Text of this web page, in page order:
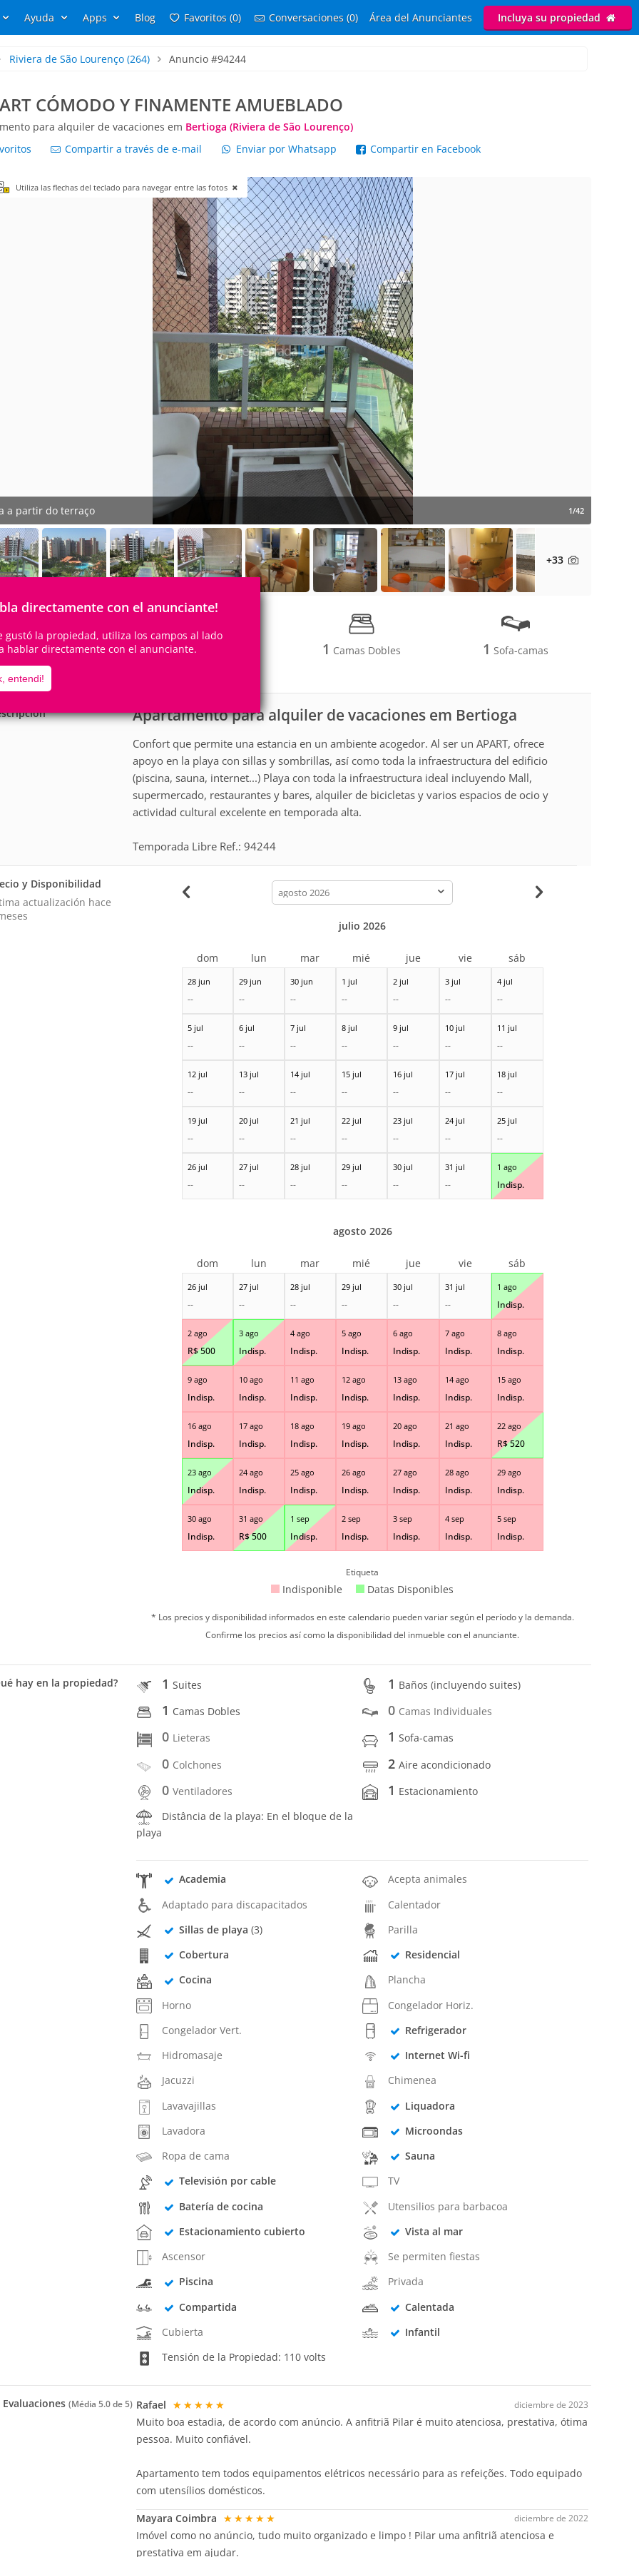
Ayuda Apps Blog Favoritos (0) Conversaciones (0) Área del Anunciantes Incluya su propiedad
Riviera de São Lourenço(264) Anuncio #94244
CÓMODO Y FINAMENTE AMUEBLADO
para alquiler de vacaciones em Bertioga (Riviera de São Lourenço)
Compartir a través de e-mail Enviar por Whatsapp Compartir en Facebook
directamente con el anunciante!
gustó la propiedad, utiliza los campos al lado
hablar directamente con el anunciante.
entendi!
Utiliza las flechas del teclado para navegar entre las fotos
a partir do terraço 1/42
+33
4Personas 1Cuartos 1 Camas Dobles 1 Sofa-camas
Apartamento para alquiler de vacaciones em Bertioga
Confort que permite una estancia en un ambiente acogedor. Al ser un APART, ofrece
apoyo en la playa con sillas y sombrillas, así como toda la infraestructura del edificio
(piscina, sauna, internet...) Playa con toda la infraestructura ideal incluyendo Mall,
supermercado, restaurantes y bares, alquiler de bicicletas y varios espacios de ocio y
actividad cultural excelente en temporada alta.
Temporada Libre Ref.: 94244
y Disponibilidad
actualización hace
calendar-
month
28 jun
--
29 jun
--
30 jun
--
1 jul
--
2 jul
--
3 jul
--
4 jul
--
5 jul
--
6 jul
--
7 jul
--
8 jul
--
9 jul
--
10 jul
--
11 jul
--
12 jul
--
13 jul
--
14 jul
--
15 jul
--
16 jul
--
17 jul
--
18 jul
--
19 jul
--
20 jul
--
21 jul
--
22 jul
--
23 jul
--
24 jul
--
25 jul
--
26 jul
--
27 jul
--
28 jul
--
29 jul
--
30 jul
--
31 jul
--
1 ago
Indisp.
julio 2026
dom lun mar mié jue vie sáb
26 jul
--
27 jul
--
28 jul
--
29 jul
--
30 jul
--
31 jul
--
1 ago
Indisp.
2 ago
R$500
3 ago
Indisp.
4 ago
Indisp.
5 ago
Indisp.
6 ago
Indisp.
7 ago
Indisp.
8 ago
Indisp.
9 ago
Indisp.
10 ago
Indisp.
11 ago
Indisp.
12 ago
Indisp.
13 ago
Indisp.
14 ago
Indisp.
15 ago
Indisp.
16 ago
Indisp.
17 ago
Indisp.
18 ago
Indisp.
19 ago
Indisp.
20 ago
Indisp.
21 ago
Indisp.
22 ago
R$520
23 ago
Indisp.
24 ago
Indisp.
25 ago
Indisp.
26 ago
Indisp.
27 ago
Indisp.
28 ago
Indisp.
29 ago
Indisp.
30 ago
Indisp.
31 ago
R$500
1 sep
Indisp.
2 sep
Indisp.
3 sep
Indisp.
4 sep
Indisp.
5 sep
Indisp.
agosto 2026
dom lun mar mié jue vie sáb
Etiqueta
Indisponible Datas Disponibles
* Los precios y disponibilidad informados en este calendario pueden variar según el período y la demanda.
Confirme los precios así como la disponibilidad del inmueble con el anunciante.
hay en la propiedad? 1Suites 1 Baños (incluyendo suites)
1 Camas Dobles 0 Camas Individuales
0 Lieteras 1Sofa-camas
0 Colchones 2Aire acondicionado
0Ventiladores 1 Estacionamiento
Distância de la playa: En el bloque de la
playa
Academia
Acepta animales
Adaptado para discapacitados
Calentador
Sillas de playa (3)
Parilla
Cobertura
Residencial
Cocina
Plancha
Horno
Congelador Horiz.
Congelador Vert.
Refrigerador
Hidromasaje
Internet Wi-fi
Jacuzzi
Chimenea
Lavavajillas
Liquadora
Lavadora
Microondas
Ropa de cama
Sauna
Televisión por cable
TV
Batería de cocina
Utensilios para barbacoa
Estacionamiento cubierto
Vista al mar
Ascensor
Se permiten fiestas
Piscina
Privada
Compartida
Calentada
Cubierta
Infantil
Tensión de la Propiedad: 110 volts
Evaluaciones (Média 5.0 de 5) diciembre de 2023
Rafael ★★★★★
Muito boa estadia, de acordo com anúncio. A anfitriã Pilar é muito atenciosa, prestativa, ótima
pessoa. Muito confiável.
Apartamento tem todos equipamentos elétricos necessário para as refeições. Todo equipado
com utensílios domésticos.
diciembre de 2022
Mayara Coimbra ★★★★★
Imóvel como no anúncio, tudo muito organizado e limpo ! Pilar uma anfitriã atenciosa e
prestativa em ajudar.